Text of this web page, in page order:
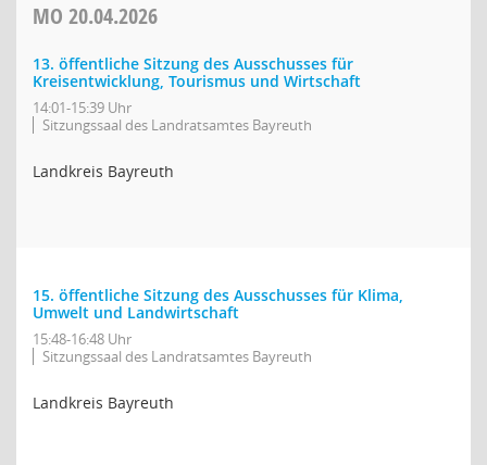
MO 20.04.2026
13. öffentliche Sitzung des Ausschusses für
Kreisentwicklung, Tourismus und Wirtschaft
14:01-15:39 Uhr
Sitzungssaal des Landratsamtes Bayreuth
Landkreis Bayreuth
15. öffentliche Sitzung des Ausschusses für Klima,
Umwelt und Landwirtschaft
15:48-16:48 Uhr
Sitzungssaal des Landratsamtes Bayreuth
Landkreis Bayreuth